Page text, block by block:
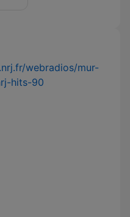
webradios/mur-
hits-90